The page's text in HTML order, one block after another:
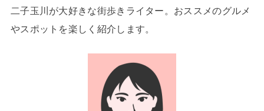
二子玉川が大好きな街歩きライター。おススメのグルメ
やスポットを楽しく紹介します。